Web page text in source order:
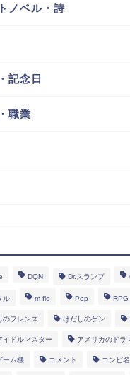
ノベル・詩
記念日
職業
DQN Dr.スランプ
ル m-flo Pop RPG
のフレンズ はだしのゲン
イドルマスター アメリカのドラ
ーム機 コメント コンピ名